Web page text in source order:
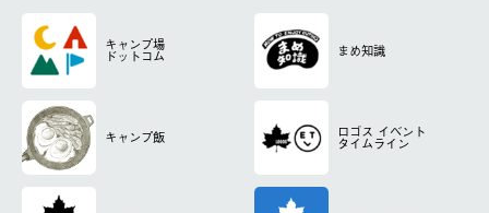
キャンプ場
ドットコム まめ知識
キャンプ飯 ロゴス イベント
タイムライン